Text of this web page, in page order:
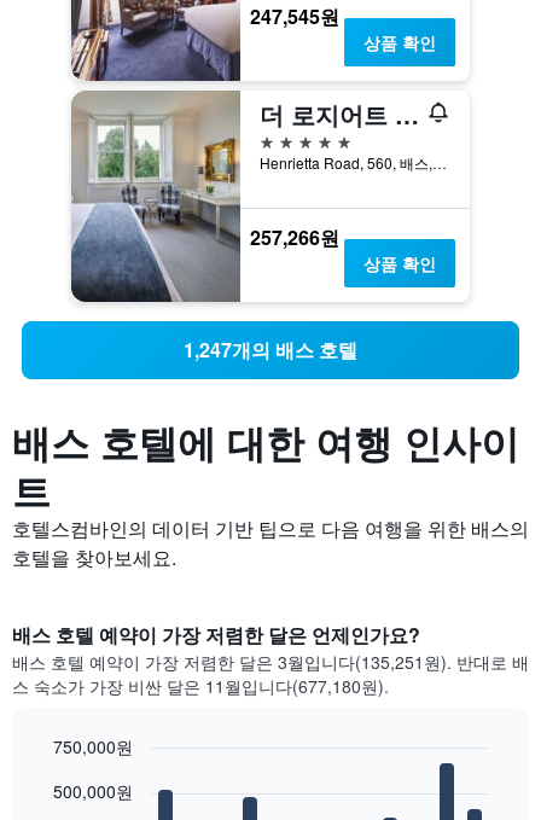
247,545원
상품 확인
더 로지어트 빌라 배스
5성급
Henrietta Road, 560, 배스, 영국
257,266원
상품 확인
1,247개의 배스 호텔
배스 호텔에 대한 여행 인사이
트
호텔스컴바인의 데이터 기반 팁으로 다음 여행을 위한 배스의
호텔을 찾아보세요.
배스 호텔 예약이 가장 저렴한 달은 언제인가요?
배스 호텔 예약이 가장 저렴한 달은 3월입니다(135,251원). 반대로 배
스 숙소가 가장 비싼 달은 11월입니다(677,180원).
chart
graphic.
500,000원
750,000원